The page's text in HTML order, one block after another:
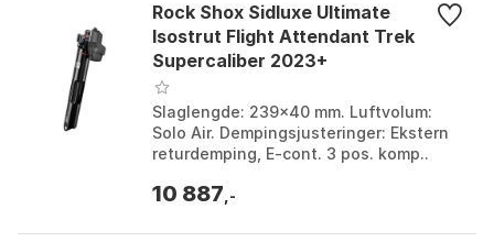
Rock Shox Sidluxe Ultimate
Isostrut Flight Attendant Trek
Supercaliber 2023+
Støtdemper
Slaglengde: 239x40 mm. Luftvolum:
Solo Air. Dempingsjusteringer: Ekstern
returdemping, E-cont. 3 pos. komp..
Størrelse:...
10 887 ,-